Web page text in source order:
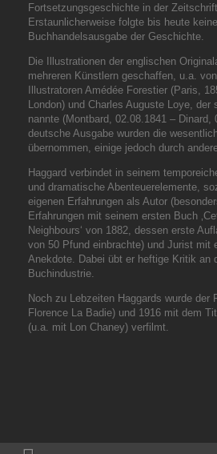
Fortsetzungsgeschichte in der Zeitschrift
Erstaunlicherweise folgte bis heute
Buchhandelsausgabe der Geschichte.
Die Illustrationen der englischen
mehreren Künstlern geschaffen, u.a.
Illustratoren Amédée Forestier (Paris,
London) und Charles Auguste Loye, der
nannte (Montbard, 02.08.1841 – Dinard,
deutsche Ausgabe wurden die
übernommen, einige jedoch durch
Haggard verbindet in seinem
und dramatische Abenteuerelemente,
eigenen Erfahrungen als Autor
Erfahrungen mit seinem ersten Buch
Neighbours‘ von 1882, dessen erste
von 50 Pfund einbrachte) und Jurist mit
Anekdote. Dabei übt er heftige Kritik an
Buchindustrie.
Noch zu Lebzeiten Haggards wurde der
Florence La Badie) und 1916 mit dem
(u.a. mit Lon Chaney) verfilmt.